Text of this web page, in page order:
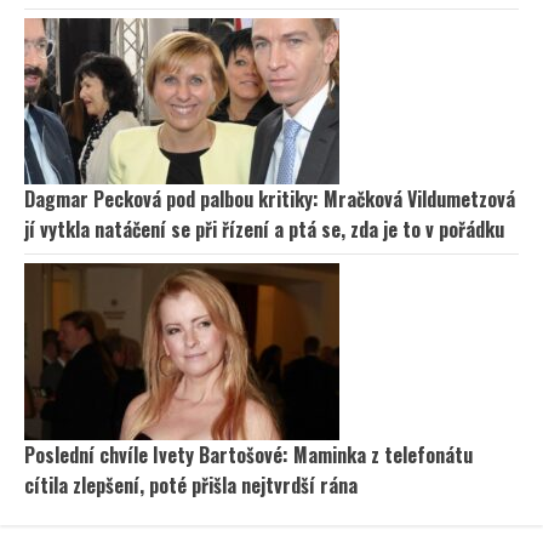
Dagmar Pecková pod palbou kritiky: Mračková Vildumetzová
jí vytkla natáčení se při řízení a ptá se, zda je to v pořádku
Poslední chvíle Ivety Bartošové: Maminka z telefonátu
cítila zlepšení, poté přišla nejtvrdší rána